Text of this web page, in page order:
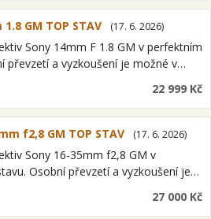
GM TOP STAV (17. 6. 2026)
Sony 14mm F 1.8 GM v perfektním
převzetí a vyzkoušení je možné v
22 999 Kč
f2,8 GM TOP STAV (17. 6. 2026)
Sony 16-35mm f2,8 GM v
Osobní převzetí a vyzkoušení je
27 000 Kč